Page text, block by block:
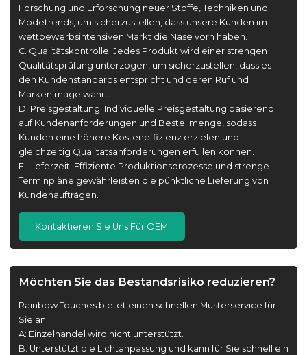
Forschung und Erforschung neuer Stoffe, Techniken und
Modetrends, um sicherzustellen, dass unsere Kunden im
wettbewerbsintensiven Markt die Nase vorn haben.
C. Qualitätskontrolle: Jedes Produkt wird einer strengen
Qualitätsprüfung unterzogen, um sicherzustellen, dass es
den Kundenstandards entspricht und deren Ruf und
Markenimage wahrt.
D. Preisgestaltung: Individuelle Preisgestaltung basierend
auf Kundenanforderungen und Bestellmenge, sodass
Kunden eine höhere Kosteneffizienz erzielen und
gleichzeitig Qualitätsanforderungen erfüllen können.
E. Lieferzeit: Effiziente Produktionsprozesse und strenge
Terminpläne gewährleisten die pünktliche Lieferung von
Kundenaufträgen.
Kontaktieren Sie Uns Für OEM
Möchten Sie das Bestandsrisiko reduzieren?
Rainbow Touches bietet einen schnellen Musterservice für
Sie an.
A: Einzelhandel wird nicht unterstützt.
B. Unterstützt die Lichtanpassung und kann für Sie schnell ein